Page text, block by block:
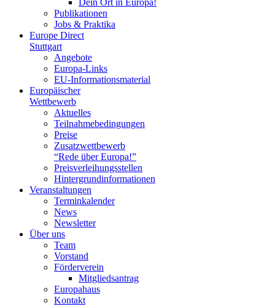
Dein Ort in Europa!
Publikationen
Jobs & Praktika
Europe Direct
Stuttgart
Angebote
Europa-Links
EU-Informationsmaterial
Europäischer
Wettbewerb
Aktuelles
Teilnahme­bedingungen
Preise
Zusatzwettbewerb
“Rede über Europa!”
Preisverleihungsstellen
Hintergrundinformationen
Veranstaltungen
Terminkalender
News
Newsletter
Über uns
Team
Vorstand
Förderverein
Mitgliedsantrag
Europahaus
Kontakt